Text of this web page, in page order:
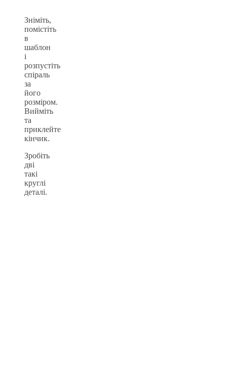
Зніміть,
помістіть
в
шаблон
і
розпустіть
спіраль
за
його
розміром.
Вийміть
та
приклейте
кінчик.
Зробіть
дві
такі
круглі
деталі.